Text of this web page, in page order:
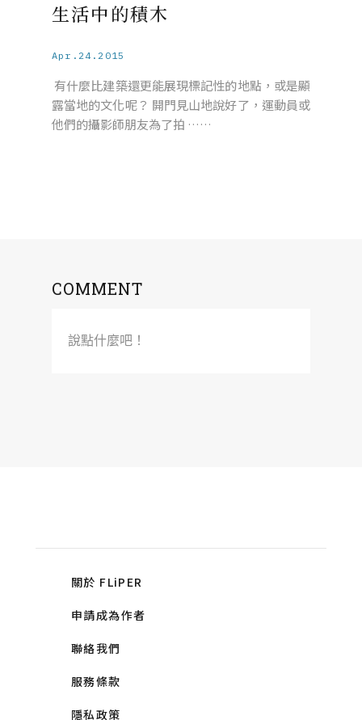
生活中的積木
Apr.24.2015
有什麼比建築還更能展現標記性的地點，或是顯
露當地的文化呢？ 開門見山地說好了，運動員或
他們的攝影師朋友為了拍 ……
COMMENT
說點什麼吧！
關於 FLiPER
申請成為作者
聯絡我們
服務條款
隱私政策